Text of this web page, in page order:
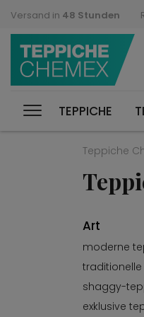
Versand in 48 Stunden
TEPPICHE
Teppiche
Art
moderne
shaggy-
exklusive